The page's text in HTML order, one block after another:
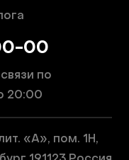
00
по
20:00
«А», пом. 1Н,